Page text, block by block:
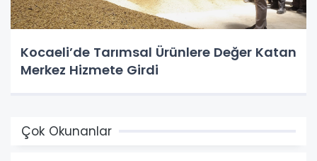
Kocaeli’de Tarımsal Ürünlere Değer Katan
Merkez Hizmete Girdi
Çok Okunanlar